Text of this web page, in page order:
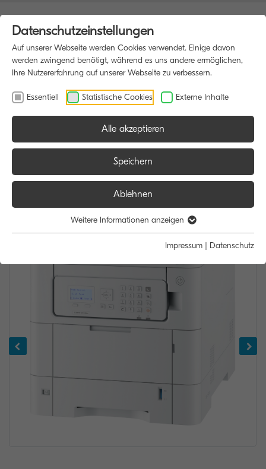
Datenschutzeinstellungen
Auf unserer Webseite werden Cookies verwendet. Einige davon
werden zwingend benötigt, während es uns andere ermöglichen,
Ihre Nutzererfahrung auf unserer Webseite zu verbessern.
Essentiell Statistische Cookies Externe Inhalte
Alle akzeptieren
Speichern
Ablehnen
Weitere Informationen anzeigen
Impressum | Datenschutz